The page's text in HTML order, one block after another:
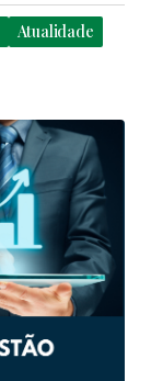
Atualidade